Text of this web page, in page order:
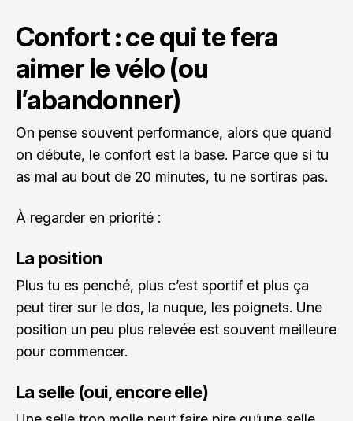
Confort : ce qui te fera
aimer le vélo (ou
l’abandonner)
On pense souvent performance, alors que quand
on débute, le confort est la base. Parce que si tu
as mal au bout de 20 minutes, tu ne sortiras pas.
À regarder en priorité :
La position
Plus tu es penché, plus c’est sportif et plus ça
peut tirer sur le dos, la nuque, les poignets. Une
position un peu plus relevée est souvent meilleure
pour commencer.
La selle (oui, encore elle)